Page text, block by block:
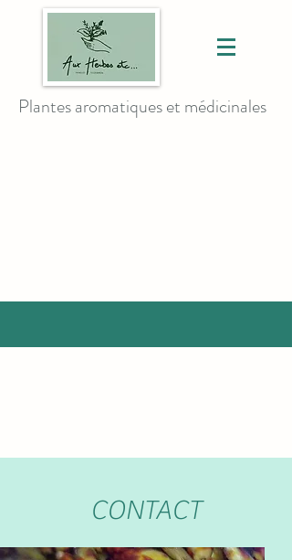
Plantes aromatiques et médicinales
CONTACT